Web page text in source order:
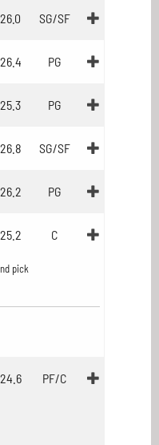
26.0 SG/SF
26.4 PG
25.3 PG
26.8 SG/SF
26.2 PG
25.2 C
pick
24.6 PF/C